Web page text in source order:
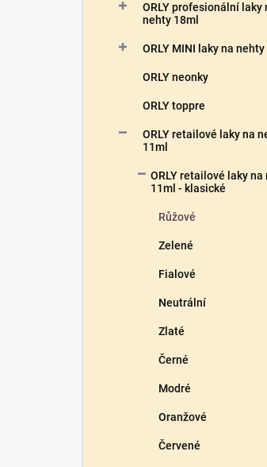
ORLY profesionální laky
nehty 18ml
ORLY MINI laky na nehty
ORLY neonky
ORLY toppre
ORLY retailové laky na
11ml
ORLY retailové laky na
11ml - klasické
Růžové
Zelené
Fialové
Neutrální
Zlaté
Černé
Modré
Oranžové
Červené